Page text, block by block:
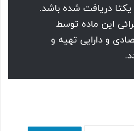
دریافت شده باشد.
این ماده توسط
و دارایی تهیه و